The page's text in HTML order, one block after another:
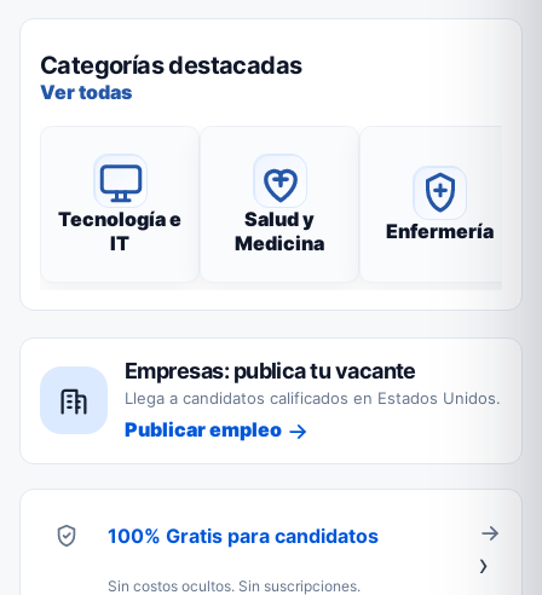
Categorías destacadas
Ver todas
Tecnología e
IT
Salud y
Medicina
Enfermería
Empresas: publica tu vacante
Llega a candidatos calificados en Estados Unidos.
Publicar empleo
100% Gratis para candidatos
Sin costos ocultos. Sin suscripciones.